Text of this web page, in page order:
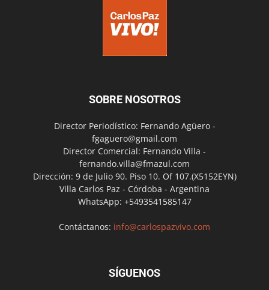
SOBRE NOSOTROS
Director Periodístico: Fernando Agüero -
fgaguero@gmail.com
Director Comercial: Fernando Villa -
fernando.villa@fmazul.com
Dirección: 9 de Julio 90. Piso 10. Of 107.(X5152EYN)
Villa Carlos Paz - Córdoba - Argentina
WhatsApp: +5493541585147
Contáctanos: info@carlospazvivo.com
SÍGUENOS